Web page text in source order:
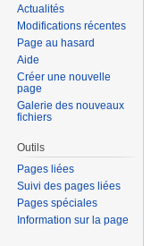
Actualités
Modifications récentes
Page au hasard
Aide
Créer une nouvelle
page
Galerie des nouveaux
fichiers
Outils
Pages liées
Suivi des pages liées
Pages spéciales
Information sur la page